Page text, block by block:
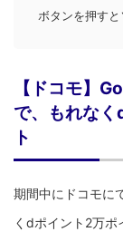
ボタンを押す
【ドコモ】
で、もれな
ト
期間中にドコモに
くdポイント2万ポ